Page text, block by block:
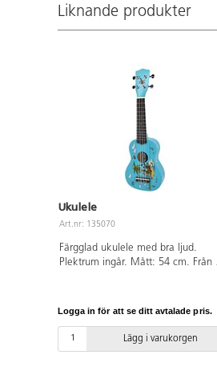
Liknande produkter
Ukulele
Art.nr: 135070
Färgglad ukulele med bra ljud.
Plektrum ingår. Mått: 54 cm. Från 3
Logga in för att se ditt avtalade pris.
Lägg i varukorgen